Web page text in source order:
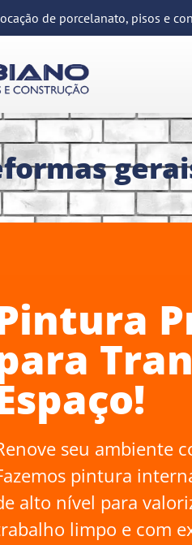
de porcelanato, pisos e
seu ambiente com
pintura interna e
nível para valorizar
limpo e com